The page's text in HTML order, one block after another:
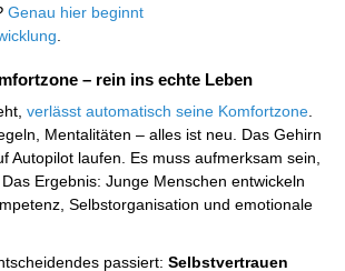
Genau hier beginnt
.
– rein ins echte Leben
verlässt automatisch seine Komfortzone.
Mentalitäten – alles ist neu. Das Gehirn
Autopilot laufen. Es muss aufmerksam sein,
Ergebnis: Junge Menschen entwickeln
Selbstorganisation und emotionale
passiert: Selbstvertrauen